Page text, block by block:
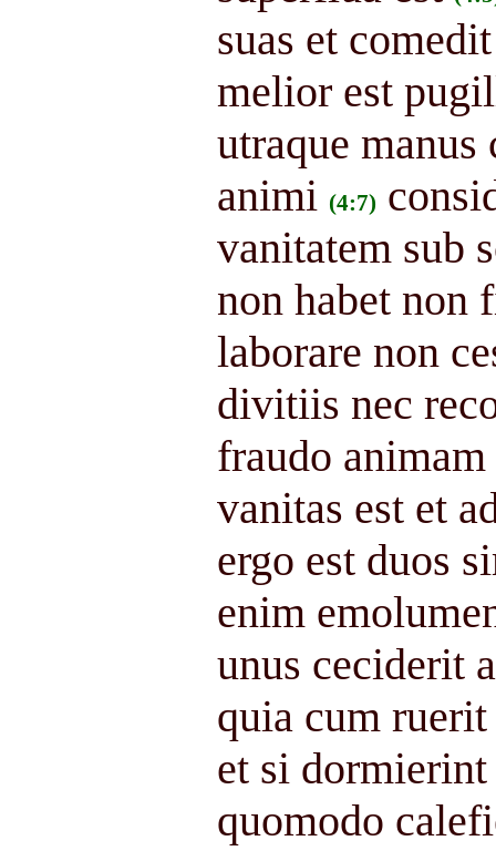
suas et
melior est
utraque
animi (4:7)
vanitatem sub
non habet non
laborare non
divitiis nec
fraudo
vanitas est et
ergo est duos
enim
unus ceciderit
quia cum
et si
quomodo